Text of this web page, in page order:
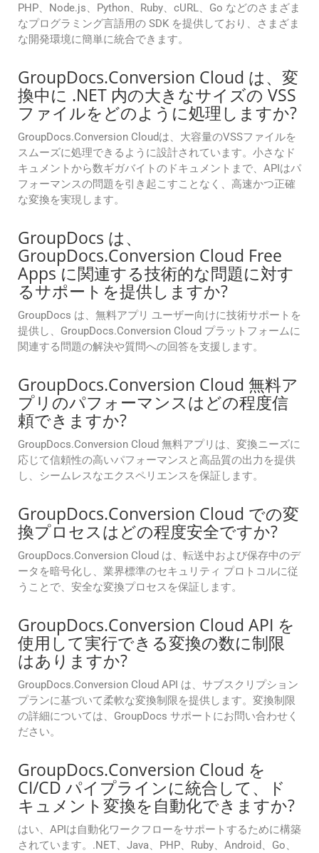
PHP、Node.js、Python、Ruby、cURL、Go などのさまざま
なプログラミング言語用の SDK を提供しており、さまざま
な開発環境に簡単に統合できます。
GroupDocs.Conversion Cloud は、変
換中に .NET 内の大きなサイズの VSS
ファイルをどのように処理しますか?
GroupDocs.Conversion Cloudは、大容量のVSSファイルを
スムーズに処理できるように設計されています。小さなド
キュメントから数ギガバイトのドキュメントまで、APIはパ
フォーマンスの問題を引き起こすことなく、高速かつ正確
な変換を実現します。
GroupDocs は、
GroupDocs.Conversion Cloud Free
Apps に関連する技術的な問題に対す
るサポートを提供しますか?
GroupDocs は、無料アプリ ユーザー向けに技術サポートを
提供し、GroupDocs.Conversion Cloud プラットフォームに
関連する問題の解決や質問への回答を支援します。
GroupDocs.Conversion Cloud 無料ア
プリのパフォーマンスはどの程度信
頼できますか?
GroupDocs.Conversion Cloud 無料アプリは、変換ニーズに
応じて信頼性の高いパフォーマンスと高品質の出力を提供
し、シームレスなエクスペリエンスを保証します。
GroupDocs.Conversion Cloud での変
換プロセスはどの程度安全ですか?
GroupDocs.Conversion Cloud は、転送中および保存中のデ
ータを暗号化し、業界標準のセキュリティ プロトコルに従
うことで、安全な変換プロセスを保証します。
GroupDocs.Conversion Cloud API を
使用して実行できる変換の数に制限
はありますか?
GroupDocs.Conversion Cloud API は、サブスクリプション
プランに基づいて柔軟な変換制限を提供します。変換制限
の詳細については、GroupDocs サポートにお問い合わせく
ださい。
GroupDocs.Conversion Cloud を
CI/CD パイプラインに統合して、ド
キュメント変換を自動化できますか?
はい、APIは自動化ワークフローをサポートするために構築
されています。.NET、Java、PHP、Ruby、Android、Go、